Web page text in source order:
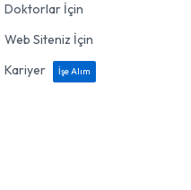
Doktorlar İçin
Web Siteniz İçin
Kariyer
İşe Alım